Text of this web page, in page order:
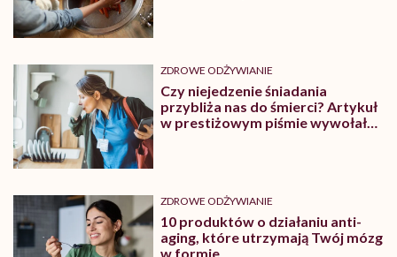
ZDROWE ODŻYWIANIE
Czy niejedzenie śniadania
przybliża nas do śmierci? Artykuł
w prestiżowym piśmie wywołał
ZDROWE ODŻYWIANIE
10 produktów o działaniu anti-
aging, które utrzymają Twój mózg
w formie